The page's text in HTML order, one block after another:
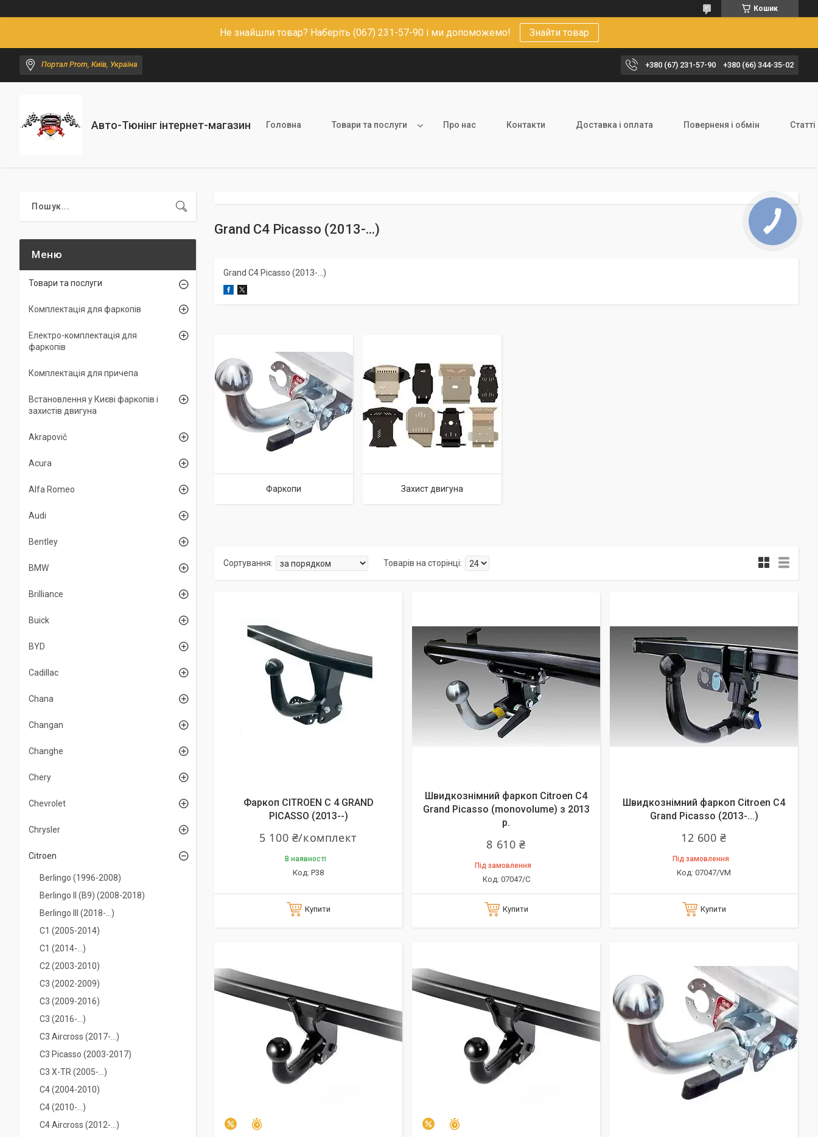
Кошик
Не знайшли товар? Наберіть (067) 231-57-90 і ми допоможемо! Знайти товар
Портал Prom, Київ, Україна +380 (67) 231-57-90 +380 (66) 344-35-02
Авто-Тюнінг інтернет-магазин Головна Товари та послуги Про нас Контакти Доставка і оплата Поверненя і обмін Статті
Grand С4 Picasso (2013-...)
Grand С4 Picasso (2013-...)
Фаркопи Захист двигуна
Фаркоп CITROEN C 4 GRAND
PICASSO (2013--)
5 100 ₴/комплект
В наявності
P38
Купити
Швидкознімний фаркоп Citroen C4
Grand Picasso (monovolume) з 2013
р.
8 610 ₴
Під замовлення
07047/C
Купити
Швидкознімний фаркоп Citroen C4
Grand Picasso (2013-...)
12 600 ₴
Під замовлення
07047/VM
Купити
–2% –2%
Товари та послуги
Комплектація для фаркопів
Електро-комплектація для
фаркопів
Комплектація для причепа
Встановлення у Києві фаркопів і
захистів двигуна
Akrapovič
Acura
Alfa Romeo
Audi
Bentley
BMW
Brilliance
Buick
BYD
Cadillac
Chana
Changan
Changhe
Chery
Chevrolet
Chrysler
Citroen
Berlingo (1996-2008)
Berlingo II (B9) (2008-2018)
Berlingo III (2018-...)
С1 (2005-2014)
С1 (2014-...)
С2 (2003-2010)
С3 (2002-2009)
С3 (2009-2016)
С3 (2016-...)
C3 Aircross (2017-...)
С3 Picasso (2003-2017)
C3 X-TR (2005-...)
С4 (2004-2010)
С4 (2010-...)
C4 Aircross (2012-...)